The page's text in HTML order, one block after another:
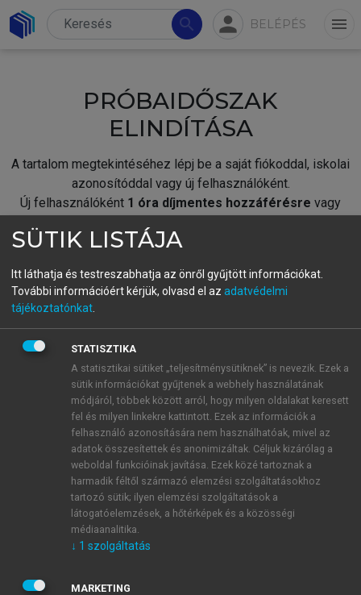
search person BELÉPÉS menu
PRÓBAIDŐSZAK
ELINDÍTÁSA
A tartalom megtekintéséhez lépj be a saját fiókoddal, iskolai
azonosítóddal vagy új felhasználóként.
Új felhasználóként 1 óra díjmentes hozzáférésre vagy
fiókoddal,vagy hozz létre új fiókot.
A regisztráció után apróbaidőszakautomatikusan
BELÉPÉS SAJÁT FIÓKKAL
ÚJ FIÓK LÉTREHOZÁSA
1 óra díjmentes hozzáférés
E-MAIL-CÍM
JELSZÓ
SÜTIK LISTÁJA
Itt láthatja és testreszabhatja az önről gyűjtött információkat.
További információért kérjük, olvasd el az adatvédelmi
tájékoztatónkat
STATISZTIKA
A statisztikai sütiket „teljesítménysütiknek” is nevezik. Ezek a
sütik információkat gyűjtenek a webhely használatának
módjáról, többek között arról, hogy milyen oldalakat keresett
fel és milyen linkekre kattintott. Ezek az információk a
felhasználó azonosítására nem használhatóak, mivel az
adatok összesítettek és anonimizáltak. Céljuk kizárólag a
weboldal funkcióinak javítása. Ezek közé tartoznak a
harmadik féltől származó elemzési szolgáltatásokhoz
tartozó sütik; ilyen elemzési szolgáltatások a
látogatóelemzések, a hőtérképek és a közösségi
médiaanalitika.
↓ 1 szolgáltatás
MARKETING